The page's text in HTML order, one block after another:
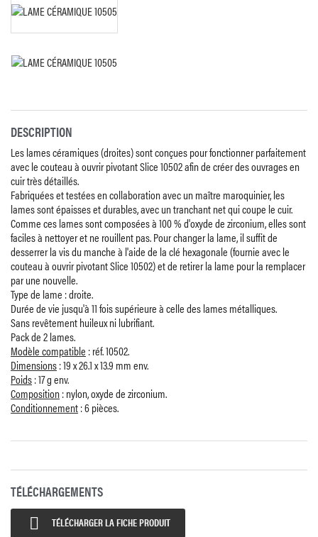
DESCRIPTION
Les lames céramiques (droites) sont conçues pour fonctionner parfaitement
avec le couteau à ouvrir pivotant Slice 10502 afin de créer des ouvrages en
cuir très détaillés.
Fabriquées et testées en collaboration avec un maître maroquinier, les
lames sont épaisses et durables, avec un tranchant net qui coupe le cuir.
Comme ces lames sont composées à 100 % d'oxyde de zirconium, elles sont
faciles à nettoyer et ne rouillent pas. Pour changer la lame, il suffit de
desserrer la vis du manche à l'aide de la clé hexagonale (fournie avec le
couteau à ouvrir pivotant Slice 10502) et de retirer la lame pour la remplacer
par une nouvelle.
Type de lame : droite.
Durée de vie jusqu'à 11 fois supérieure à celle des lames métalliques.
Sans revêtement huileux ni lubrifiant.
Pack de 2 lames.
Modèle compatible : réf. 10502.
Dimensions: 19 x 26.1 x 13.9 mm env.
Poids: 17 g env.
Composition: nylon, oxyde de zirconium.
Conditionnement: 6 pièces.
TÉLÉCHARGEMENTS
 TÉLÉCHARGER LA FICHE PRODUIT